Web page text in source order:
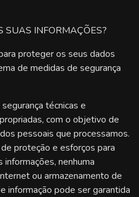
SUAS INFORMAÇÕES?
proteger os seus dados
de medidas de segurança
técnicas e
com o objetivo de
pessoais que processamos.
proteção e esforços para
informações, nenhuma
ou armazenamento de
informação pode ser garantida